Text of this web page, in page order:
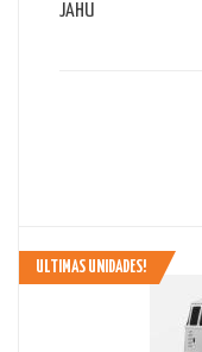
JAHU
ULTIMAS UNIDADES!